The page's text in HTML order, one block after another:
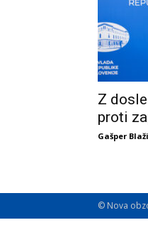
Z
proti
Gašper
© Nova